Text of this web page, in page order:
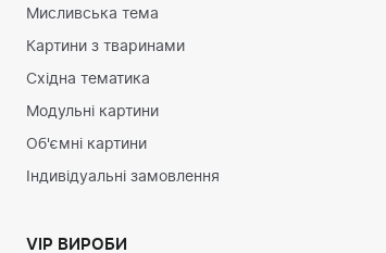
Мисливська тема
Картини з тваринами
Східна тематика
Модульні картини
Об'ємні картини
Індивідуальні замовлення
VIP ВИРОБИ